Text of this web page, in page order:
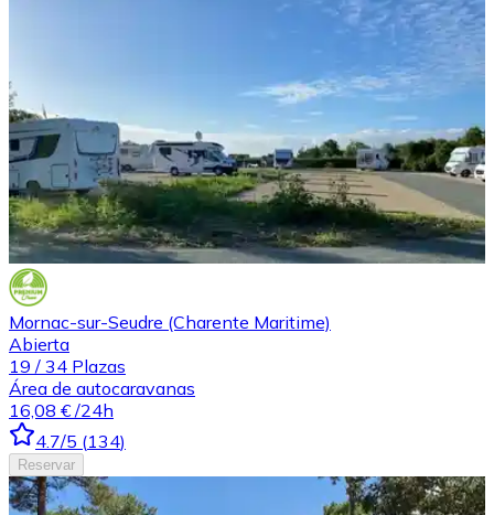
Mornac-sur-Seudre (Charente Maritime)
Abierta
19 / 34 Plazas
Área de autocaravanas
16,08 € /24h
4.7/5 (134)
Reservar